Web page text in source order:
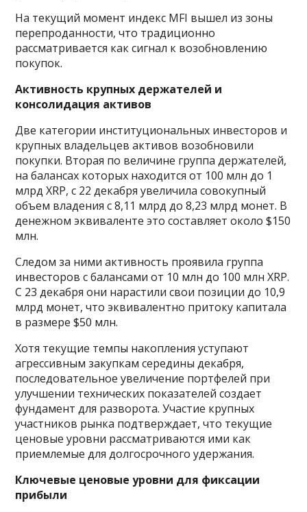
На текущий момент индекс MFI вышел из зоны
перепроданности, что традиционно
рассматривается как сигнал к возобновлению
покупок.
Активность крупных держателей и
консолидация активов
Две категории институциональных инвесторов и
крупных владельцев активов возобновили
покупки. Вторая по величине группа держателей,
на балансах которых находится от 100 млн до 1
млрд XRP, с 22 декабря увеличила совокупный
объем владения с 8,11 млрд до 8,23 млрд монет. В
денежном эквиваленте это составляет около $150
млн.
Следом за ними активность проявила группа
инвесторов с балансами от 10 млн до 100 млн XRP.
С 23 декабря они нарастили свои позиции до 10,9
млрд монет, что эквивалентно притоку капитала
в размере $50 млн.
Хотя текущие темпы накопления уступают
агрессивным закупкам середины декабря,
последовательное увеличение портфелей при
улучшении технических показателей создает
фундамент для разворота. Участие крупных
участников рынка подтверждает, что текущие
ценовые уровни рассматриваются ими как
приемлемые для долгосрочного удержания.
Ключевые ценовые уровни для фиксации
прибыли